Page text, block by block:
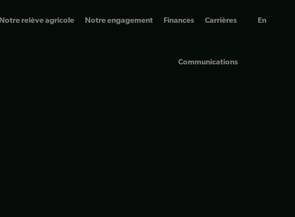
Notre relève agricole Notre engagement Finances Carrières
Communications
En